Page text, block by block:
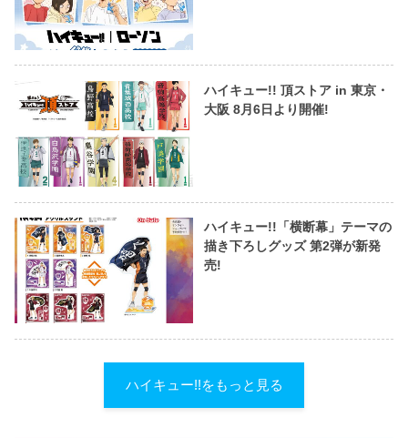
ハイキュー!! 頂ストア in 東京・
大阪 8月6日より開催!
ハイキュー!!「横断幕」テーマの
描き下ろしグッズ 第2弾が新発
売!
ハイキュー!!をもっと見る